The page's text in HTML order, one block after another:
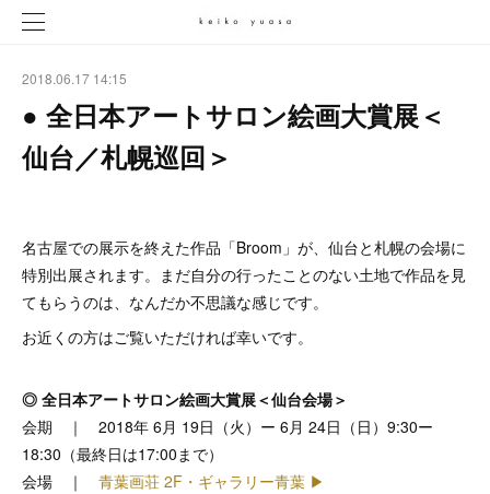
2018.06.17 14:15
● 全日本アートサロン絵画大賞展＜
仙台／札幌巡回＞
名古屋での展示を終えた作品「Broom」が、仙台と札幌の会場に
特別出展されます。まだ自分の行ったことのない土地で作品を見
てもらうのは、なんだか不思議な感じです。
お近くの方はご覧いただければ幸いです。
◎ 全日本アートサロン絵画大賞展＜仙台会場＞
会期 ｜ 2018年 6月 19日（火）ー 6月 24日（日）9:30ー
18:30（最終日は17:00まで）
会場 ｜ 青葉画荘 2F・ギャラリー青葉 ▶